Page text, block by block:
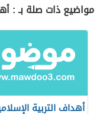
مواضيع ذات صلة بـ :
أهداف التربية